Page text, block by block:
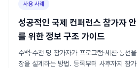
사용 사례
성공적인 국제 컨퍼런스 참가자
를 위한 정보 구조 가이드
수백·수천 명 참가자가 프로그램·세션·동선
장을 설계하는 방법. 등록부터 사후까지 참